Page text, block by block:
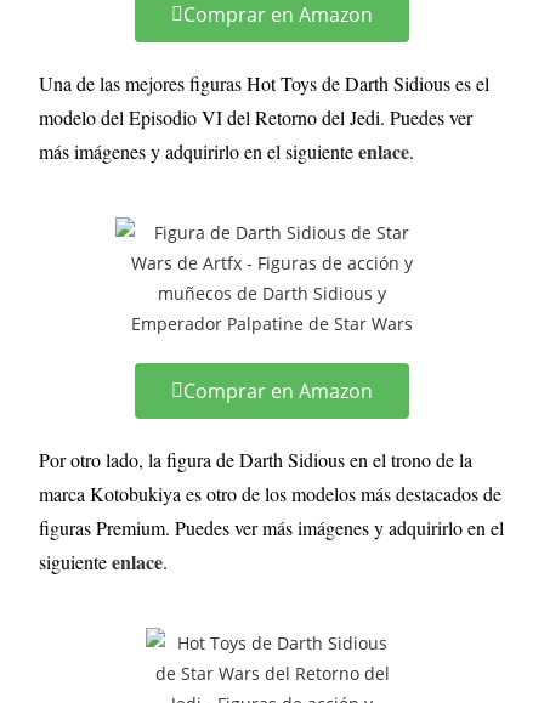
Comprar en Amazon
Una de las mejores figuras Hot Toys de Darth Sidious es el
modelo del Episodio VI del Retorno del Jedi. Puedes ver
más imágenes y adquirirlo en el siguienteenlace.
Comprar en Amazon
Por otro lado, la figura de Darth Sidious en el trono de la
marca Kotobukiya es otro de los modelos más destacados de
figuras Premium. Puedes ver más imágenes y adquirirlo en el
siguienteenlace.